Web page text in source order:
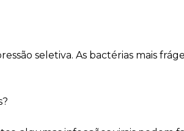
seletiva. As bactérias mais